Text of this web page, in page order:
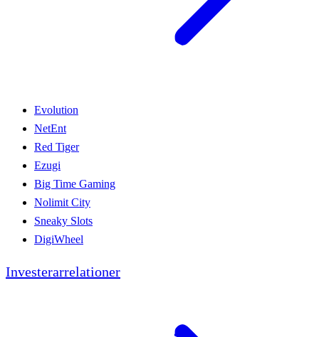
Evolution
NetEnt
Red Tiger
Ezugi
Big Time Gaming
Nolimit City
Sneaky Slots
DigiWheel
Investerarrelationer